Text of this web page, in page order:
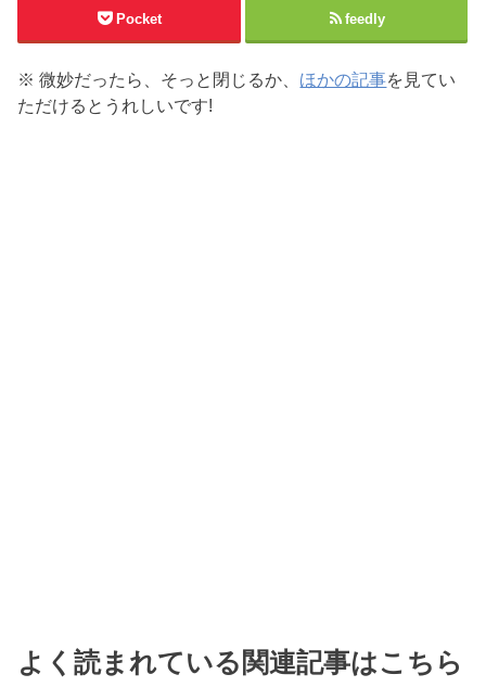
Pocket feedly
※ 微妙だったら、そっと閉じるか、 ほかの記事を見てい
ただけるとうれしいです!
よく読まれている関連記事はこちら